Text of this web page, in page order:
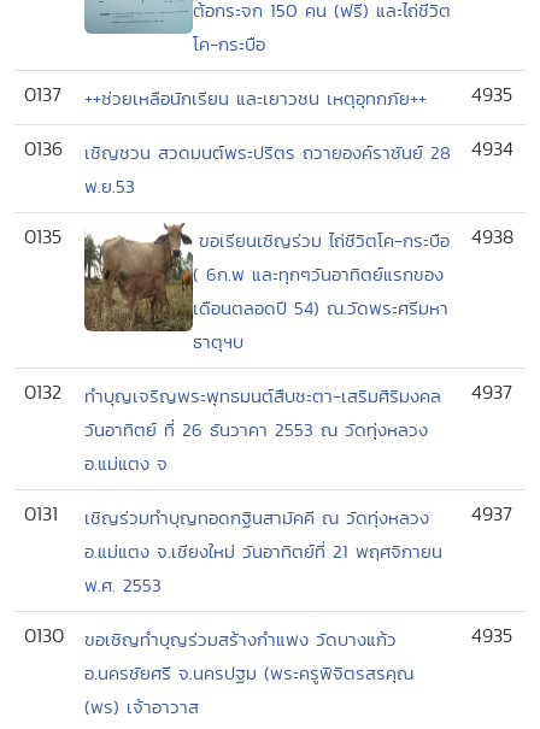
ต้อกระจก 150 คน (ฟรี) และไถ่ชีวิต
โค-กระบือ
0137 ++ช่วยเหลือนักเรียน และเยาวชน เหตุอุทกภัย++
4935
0136
เชิญชวน สวดมนต์พระปริตร ถวายองค์ราชันย์ 28
พ.ย.53
4934
0135
ขอเรียนเชิญร่วม ไถ่ชีวิตโค-กระบือ
( 6ก.พ และทุกๆวันอาทิตย์แรกของ
เดือนตลอดปี 54) ณ.วัดพระศรีมหา
ธาตุฯบ
4938
0132
ทำบุญเจริญพระพุทธมนต์สืบชะตา-เสริมศิริมงคล
วันอาทิตย์ ที่ 26 ธันวาคา 2553 ณ วัดทุ่งหลวง
อ.แม่แตง จ
4937
0131
เชิญร่วมทำบุญทอดกฐินสามัคคี ณ วัดทุ่งหลวง
อ.แม่แตง จ.เชียงใหม่ วันอาทิตย์ที่ 21 พฤศจิกายน
พ.ศ. 2553
4937
0130
ขอเชิญทำบุญร่วมสร้างกำแพง วัดบางแก้ว
อ.นครชัยศรี จ.นครปฐม (พระครูพิจิตรสรคุณ
(พร) เจ้าอาวาส
4935